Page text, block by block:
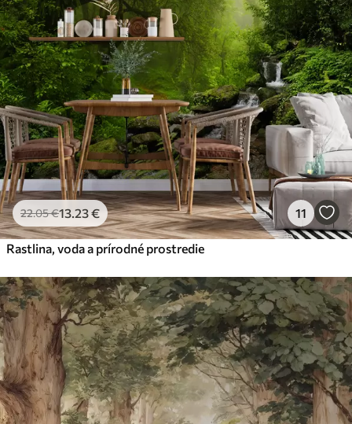
22.05€13 .23€ 11
Rastlina, voda a prírodné prostredie